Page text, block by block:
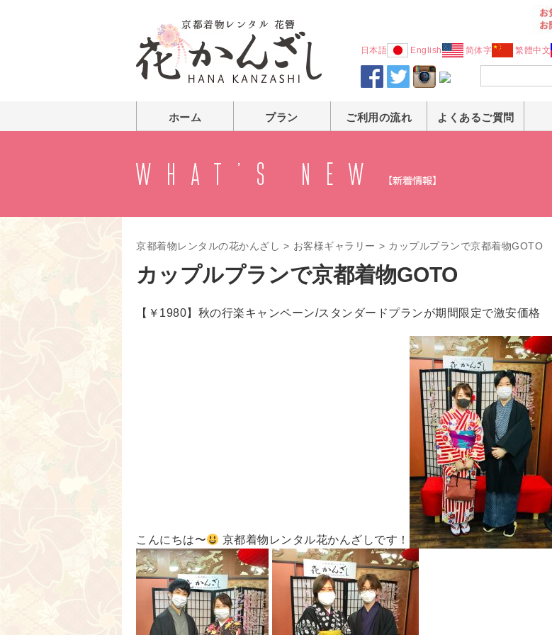
日本語 English 简体字 繁體中文
ホーム プラン ご利用の流れ よくあるご質問
京都着物レンタルの花かんざし > お客様ギャラリー > カップルプランで京都着物GOTO
カップルプランで京都着物GOTO
【￥1980】秋の行楽キャンペーン/スタンダードプランが期間限定で激安価格
こんにちは〜 京都着物レンタル花かんざしです！